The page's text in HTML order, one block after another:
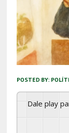
POSTED BY:
Dale play